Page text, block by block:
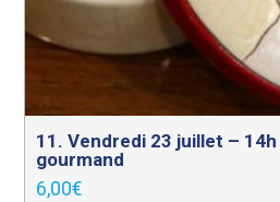
11. Vendredi 23 juillet –
gourmand
6,00€